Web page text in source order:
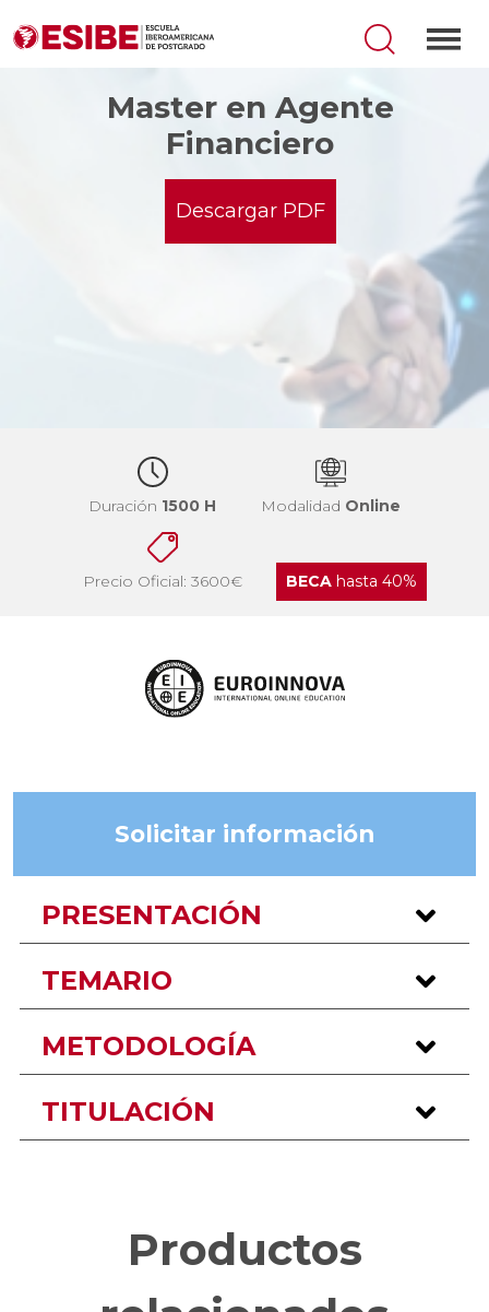
Master en Agente
Financiero
Descargar PDF
Duración 1500 H Modalidad Online
Precio Oficial: 3600€ BECAhasta 40%
Solicitar información
PRESENTACIÓN
TEMARIO
METODOLOGÍA
TITULACIÓN
Productos